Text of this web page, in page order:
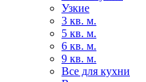
Узкие
3 кв. м.
5 кв. м.
6 кв. м.
9 кв. м.
Все для кухни